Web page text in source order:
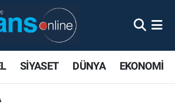
SİYASET DÜNYA EKONOMİ